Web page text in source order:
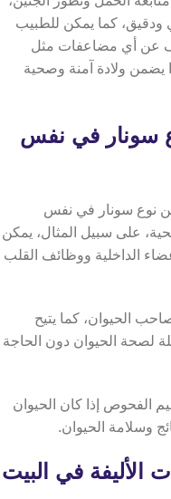
ودقيق، كما يمكن للطبيب
عن أي مضاعفات مثل
يضمن ولادة آمنة وصحية
سونار في نفس
نوع سونار في نفس
على سبيل المثال، يمكن
الداخلية ووظائف القلب
الحيوان، كما يتيح
لصحة الحيوان دون الحاجة
الفحوص إذا كان الحيوان
وسلامة الحيوان.
الأليفة في البيت